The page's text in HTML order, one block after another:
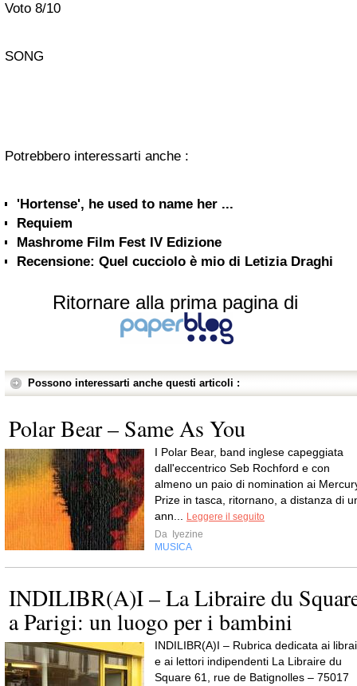
Voto 8/10
SONG
Potrebbero interessarti anche :
'Hortense', he used to name her ...
Requiem
Mashrome Film Fest IV Edizione
Recensione: Quel cucciolo è mio di Letizia Draghi
Ritornare alla prima pagina di
Possono interessarti anche questi articoli :
Polar Bear – Same As You
I Polar Bear, band inglese capeggiata
dall'eccentrico Seb Rochford e con
almeno un paio di nomination ai
Prize in tasca, ritornano, a distanza di
ann...
Leggere il seguito
Da
Iyezine
MUSICA
INDILIBR(A)I – La Libraire du
a Parigi: un luogo per i bambini
INDILIBR(A)I – Rubrica dedicata ai librai
e ai lettori indipendenti La Libraire du
Square 61, rue de Batignolles – 75017